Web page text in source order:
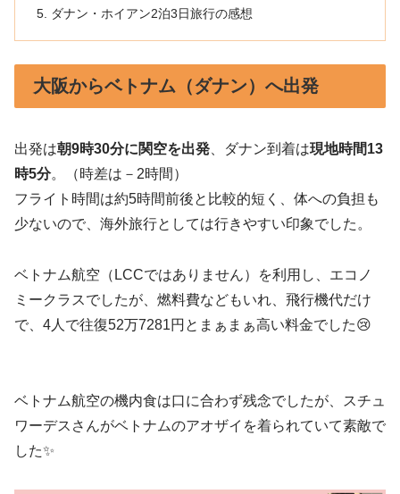
ダナン・ホイアン2泊3日旅行の感想
大阪からベトナム（ダナン）へ出発
出発は朝9時30分に関空を出発 、ダナン到着は現地時間13
時5分。（時差は－2時間）
フライト時間は約5時間前後と比較的短く、体への負担も
少ないので、海外旅行としては行きやすい印象でした。
ベトナム航空（LCCではありません）を利用し、エコノ
ミークラスでしたが、燃料費などもいれ、飛行機代だけ
で、4人で往復52万7281円とまぁまぁ高い料金でした😢
ベトナム航空の機内食は口に合わず残念でしたが、スチュ
ワーデスさんがベトナムのアオザイを着られていて素敵で
した✨